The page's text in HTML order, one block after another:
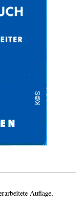
Auflage,